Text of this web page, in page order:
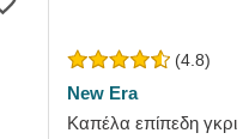
(4.8)
New Era
Καπέλα επίπεδη γκρι